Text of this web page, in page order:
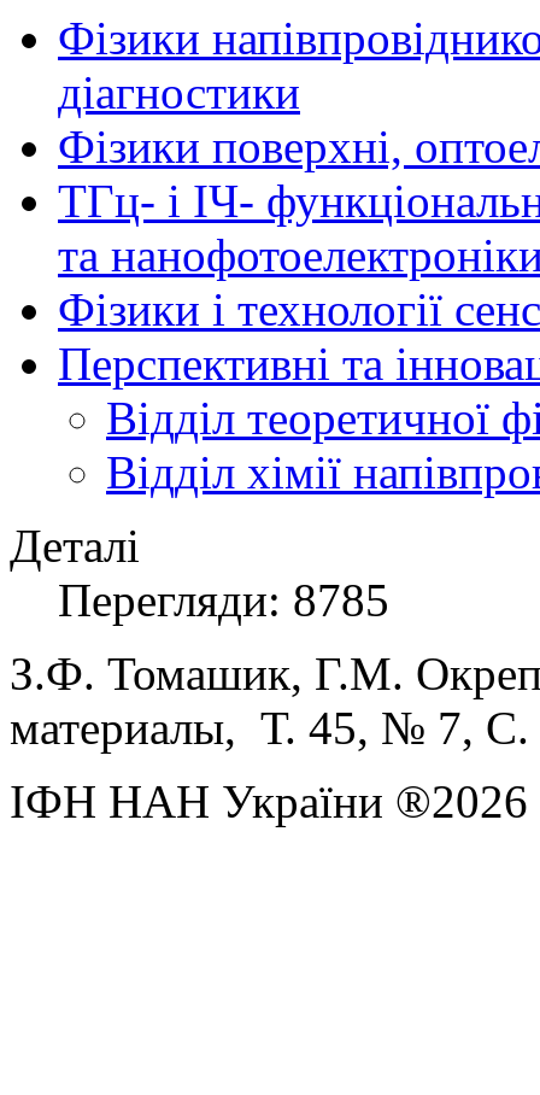
Фізики
діагностики
Фізики поверхні,
ТГц- і ІЧ-
та
Фізики і технології
Перспективні та
Відділ теоретичної
Відділ хімії
Деталі
Перегляди: 8785
З.Ф. Томашик, Г.М.
материалы, Т. 45, № 7, С.
ІФН НАН України ®2026